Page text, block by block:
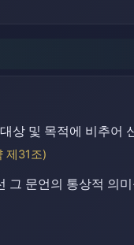
상 및 목적에 비추어
제31조)
그 문언의 통상적 의